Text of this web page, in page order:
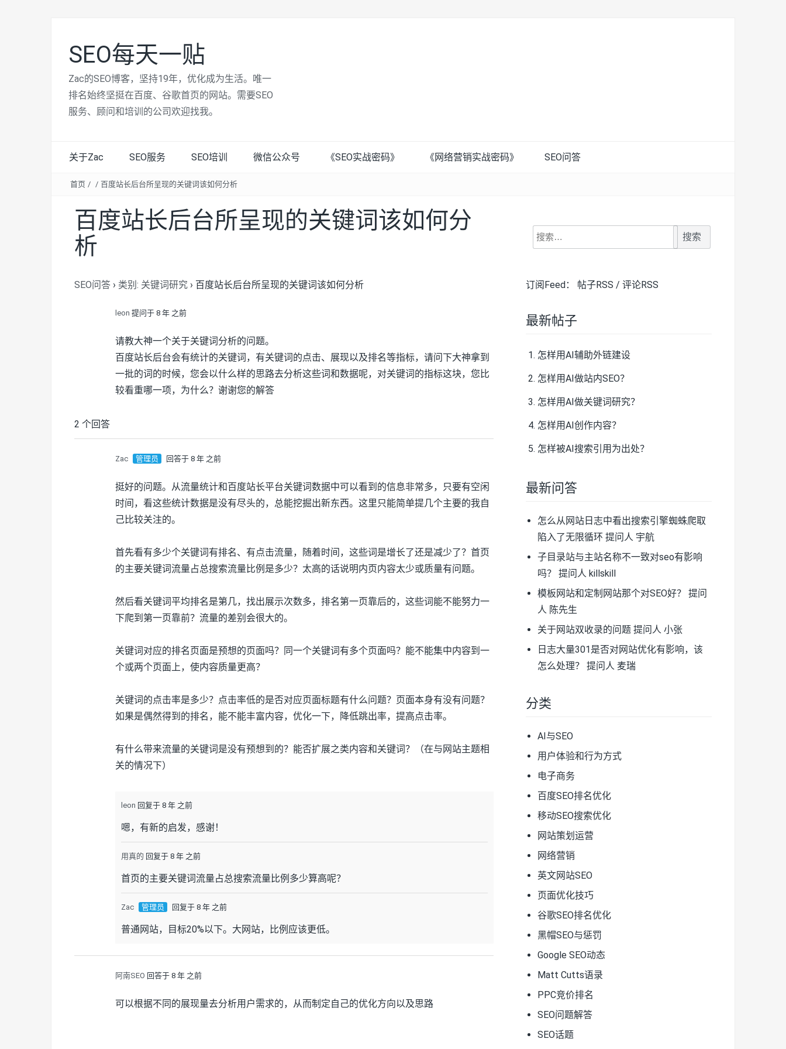
SEO每天一贴
Zac的SEO博客，坚持19年，优化成为生活。唯一
排名始终坚挺在百度、谷歌首页的网站。需要SEO
服务、顾问和培训的公司欢迎找我。
关于Zac SEO服务 SEO培训 微信公众号 《SEO实战密码》 《网络营销实战密码》 SEO问答
首页 / / 百度站长后台所呈现的关键词该如何分析
百度站长后台所呈现的关键词该如何分
析
SEO问答 › 类别: 关键词研究 › 百度站长后台所呈现的关键词该如何分析
leon 提问于 8 年 之前
请教大神一个关于关键词分析的问题。
百度站长后台会有统计的关键词，有关键词的点击、展现以及排名等指标，请问下大神拿到
一批的词的时候，您会以什么样的思路去分析这些词和数据呢，对关键词的指标这块，您比
较看重哪一项，为什么？谢谢您的解答
2 个回答
Zac 管理员 回答于 8 年 之前
挺好的问题。从流量统计和百度站长平台关键词数据中可以看到的信息非常多，只要有空闲
时间，看这些统计数据是没有尽头的，总能挖掘出新东西。这里只能简单提几个主要的我自
己比较关注的。
首先看有多少个关键词有排名、有点击流量，随着时间，这些词是增长了还是减少了？首页
的主要关键词流量占总搜索流量比例是多少？太高的话说明内页内容太少或质量有问题。
然后看关键词平均排名是第几，找出展示次数多，排名第一页靠后的，这些词能不能努力一
下爬到第一页靠前？流量的差别会很大的。
关键词对应的排名页面是预想的页面吗？同一个关键词有多个页面吗？能不能集中内容到一
个或两个页面上，使内容质量更高？
关键词的点击率是多少？点击率低的是否对应页面标题有什么问题？页面本身有没有问题？
如果是偶然得到的排名，能不能丰富内容，优化一下，降低跳出率，提高点击率。
有什么带来流量的关键词是没有预想到的？能否扩展之类内容和关键词？（在与网站主题相
关的情况下）
leon 回复于 8 年 之前
嗯，有新的启发，感谢！
用真的 回复于 8 年 之前
首页的主要关键词流量占总搜索流量比例多少算高呢？
Zac 管理员 回复于 8 年 之前
普通网站，目标20%以下。大网站，比例应该更低。
阿南SEO 回答于 8 年 之前
可以根据不同的展现量去分析用户需求的，从而制定自己的优化方向以及思路
搜
索：
订阅Feed： 帖子RSS / 评论RSS
最新帖子
怎样用AI辅助外链建设
怎样用AI做站内SEO？
怎样用AI做关键词研究？
怎样用AI创作内容？
怎样被AI搜索引用为出处？
最新问答
怎么从网站日志中看出搜索引擎蜘蛛爬取
陷入了无限循环 提问人 宇航
子目录站与主站名称不一致对seo有影响
吗？
提问人 killskill
模板网站和定制网站那个对SEO好？
提问
人 陈先生
关于网站双收录的问题提问人 小张
日志大量301是否对网站优化有影响，该
怎么处理？
提问人 麦瑞
分类
AI与SEO
用户体验和行为方式
电子商务
百度SEO排名优化
移动SEO搜索优化
网站策划运营
网络营销
英文网站SEO
页面优化技巧
谷歌SEO排名优化
黑帽SEO与惩罚
Google SEO动态
Matt Cutts语录
PPC竞价排名
SEO问题解答
SEO话题